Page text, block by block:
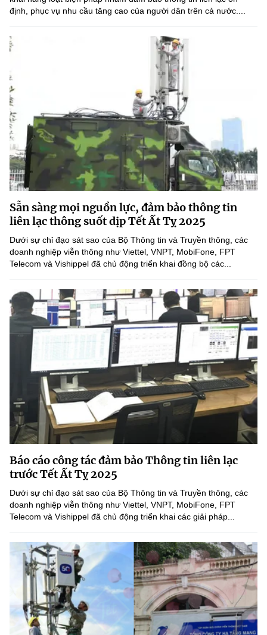
định, phục vụ nhu cầu tăng cao của người dân trên cả nước....
Sẵn sàng mọi nguồn lực, đảm bảo thông tin
liên lạc thông suốt dịp Tết Ất Tỵ 2025
Dưới sự chỉ đạo sát sao của Bộ Thông tin và Truyền thông, các
doanh nghiệp viễn thông như Viettel, VNPT, MobiFone, FPT
Telecom và Vishippel đã chủ động triển khai đồng bộ các...
Báo cáo công tác đảm bảo Thông tin liên lạc
trước Tết Ất Tỵ 2025
Dưới sự chỉ đạo sát sao của Bộ Thông tin và Truyền thông, các
doanh nghiệp viễn thông như Viettel, VNPT, MobiFone, FPT
Telecom và Vishippel đã chủ động triển khai các giải pháp...